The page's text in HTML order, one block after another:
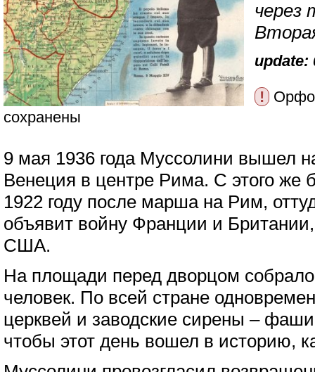
через
update:
!
сохранены
9 мая 1936 года Муссолини вышел
Венеция в центре Рима. С этого же
1922 году после марша на Рим,
объявит войну Франции и
США.
На площади перед дворцом
человек. По всей стране
церквей и заводские сирены –
чтобы этот день вошел в историю,